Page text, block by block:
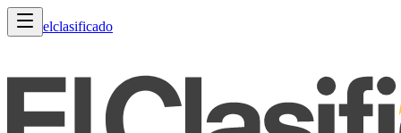
elclasificado